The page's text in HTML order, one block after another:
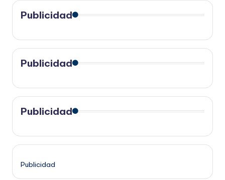
Publicidad
Publicidad
Publicidad
Publicidad